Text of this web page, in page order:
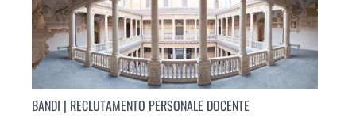
BANDI | RECLUTAMENTO PERSONALE DOCENTE